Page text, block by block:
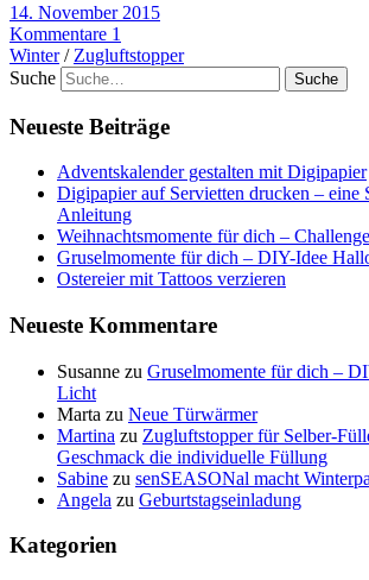
14. November 2015
Kommentare 1
Winter/ Zugluftstopper
Suche
Neueste Beiträge
Adventskalender gestalten mit Digipapier
Digipapier auf Servietten drucken – eine
Anleitung
Weihnachtsmomente für dich – Challenge
Gruselmomente für dich – DIY-Idee
Ostereier mit Tattoos verzieren
Neueste Kommentare
Susanne zu Gruselmomente für dich –
Licht
Marta zu Neue Türwärmer
Martina zu Zugluftstopper für Selber-
Geschmack die individuelle Füllung
Sabine zu senSEASONal macht
Angela zu Geburtstagseinladung
Kategorien